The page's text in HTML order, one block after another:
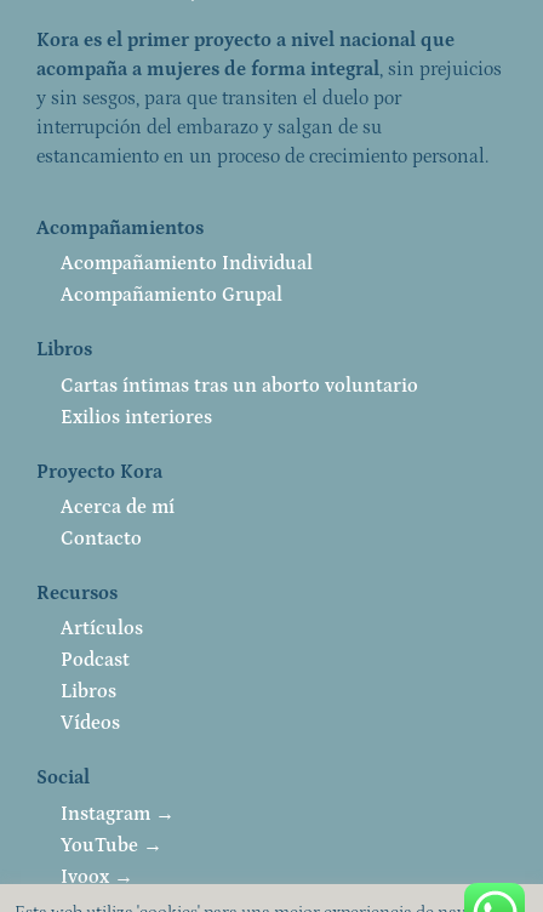
Kora es el primer proyecto a nivel nacional que
acompaña a mujeres de forma integral
, sin prejuicios
y sin sesgos, para que transiten el duelo por
interrupción del embarazo y salgan de su
estancamiento en un proceso de crecimiento personal.
Acompañamientos
Acompañamiento Individual
Acompañamiento Grupal
Libros
Cartas íntimas tras un aborto voluntario
Exilios interiores
Proyecto Kora
Acerca de mí
Contacto
Recursos
Artículos
Podcast
Libros
Vídeos
Social
Instagram →
YouTube →
Ivoox →